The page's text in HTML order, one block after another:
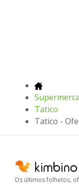
Tatico
Tatico -
Os últimos folhetos,